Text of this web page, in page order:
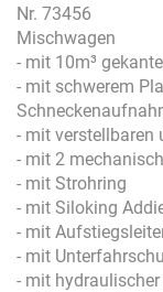
Nr. 73456
Mischwagen
- mit 10m³
- mit schwerem
- mit verstellbaren
- mit 2
- mit Strohring
- mit Siloking
- mit
- mit
- mit hydraulischer